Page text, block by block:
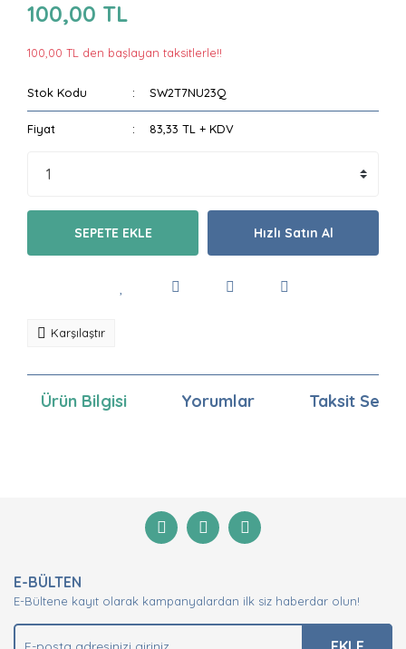
100,00 TL
100,00 TL den başlayan taksitlerle!!
Stok Kodu SW2T7NU23Q
Fiyat 83,33 TL + KDV
SEPETE EKLE Hızlı Satın Al
Karşılaştır
Ürün Bilgisi Yorumlar Taksit
Yorum Yaz
Görüş ve önerileriniz için teşekkür ederiz.
Ürün açıklamasında eksik bilgiler bulunuyor.
Ürün bilgilerinde hatalar bulunuyor.
E-BÜLTEN
E-Bültene kayıt olarak kampanyalardan ilk siz haberdar olun!